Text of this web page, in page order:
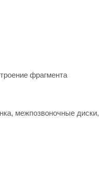
фрагмента
межпозвоночные диски,